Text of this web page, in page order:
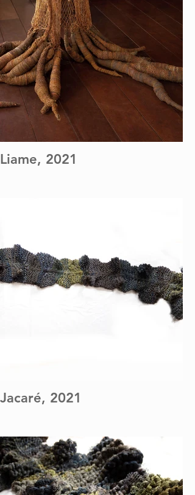
Liame, 2021
Jacaré, 2021